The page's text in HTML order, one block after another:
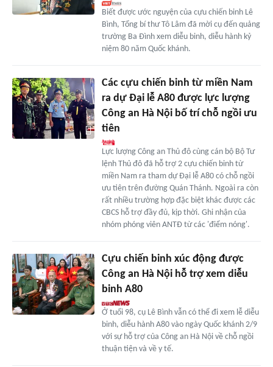
Biết được ước nguyện của cựu chiến binh Lê
Bình, Tổng bí thư Tô Lâm đã mời cụ đến quảng
trường Ba Đình xem diễu binh, diễu hành kỷ
niệm 80 năm Quốc khánh.
Các cựu chiến binh từ miền Nam
ra dự Đại lễ A80 được lực lượng
Công an Hà Nội bố trí chỗ ngồi ưu
tiên
Lực lượng Công an Thủ đô cùng cán bộ Bộ Tư
lệnh Thủ đô đã hỗ trợ 2 cựu chiến binh từ
miền Nam ra tham dự Đại lễ A80 có chỗ ngồi
ưu tiên trên đường Quán Thánh. Ngoài ra còn
rất nhiều trường hợp đặc biệt khác được các
CBCS hỗ trợ đầy đủ, kịp thời. Ghi nhận của
nhóm phóng viên ANTĐ từ các 'điểm nóng'.
Cựu chiến binh xúc động được
Công an Hà Nội hỗ trợ xem diễu
binh A80
Ở tuổi 98, cụ Lê Bình vẫn có thể đi xem lễ diễu
binh, diễu hành A80 vào ngày Quốc khánh 2/9
với sự hỗ trợ của Công an Hà Nội về chỗ ngồi
thuận tiện và về y tế.